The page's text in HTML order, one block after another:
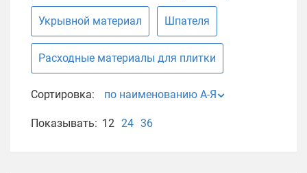
Укрывной материал Шпателя
Расходные материалы для плитки
Сортировка: по наименованию А-Я
Показывать: 12 24 36